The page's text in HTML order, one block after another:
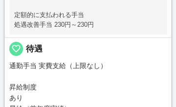
定額的に支払われる手当
処遇改善手当 230円～230円
favorite_border 待遇
通勤手当 実費支給（上限なし）
昇給制度
あり